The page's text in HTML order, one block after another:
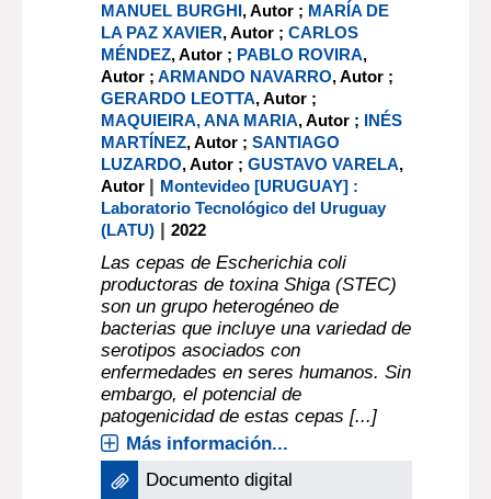
MANUEL BURGHI, Autor ; MARÍA DE
LA PAZ XAVIER, Autor ;CARLOS
MÉNDEZ, Autor ; PABLO ROVIRA,
Autor ;ARMANDO NAVARRO, Autor ;
GERARDO LEOTTA, Autor ;
MAQUIEIRA, ANA MARIA, Autor ; INÉS
MARTÍNEZ, Autor ;SANTIAGO
LUZARDO, Autor ;GUSTAVO VARELA,
Autor | Montevideo [URUGUAY] :
Laboratorio Tecnológico del Uruguay
(LATU) |2022
Las cepas de Escherichia coli
productoras de toxina Shiga (STEC)
son un grupo heterogéneo de
bacterias que incluye una variedad de
serotipos asociados con
enfermedades en seres humanos. Sin
embargo, el potencial de
patogenicidad de estas cepas [...]
Más información...
Documento digital